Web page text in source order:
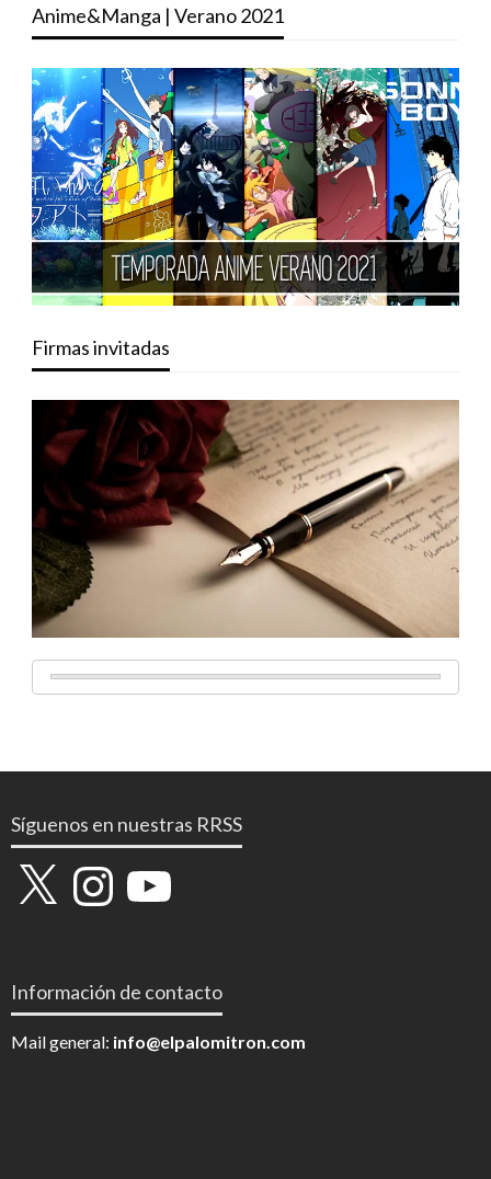
Anime&Manga | Verano 2021
Firmas invitadas
Síguenos en nuestras RRSS
X InstagramYouTube
Información de contacto
Mail general: info@elpalomitron.com